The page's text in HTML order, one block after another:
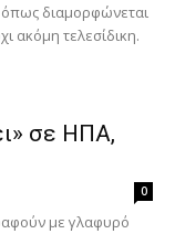
όπως διαμορφώνεται
ακόμη τελεσίδικη.
σε ΗΠΑ,
0
με γλαφυρό